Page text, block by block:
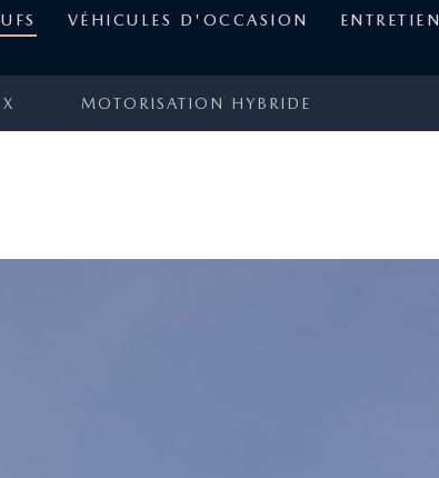
VÉHICULES D'OCCASION ENTRETIEN
MOTORISATION HYBRIDE